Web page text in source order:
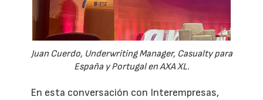
Juan Cuerdo, Underwriting Manager, Casualty para
España y Portugal en AXA XL.
En esta conversación con Interempresas,